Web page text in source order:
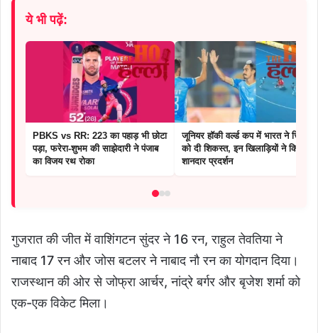
ये भी पढ़ें:
PBKS vs RR: 223 का पहाड़ भी छोटा
पड़ा, फरेरा-शुभम की साझेदारी ने पंजाब
का विजय रथ रोका
जूनियर हॉकी वर्ल्ड कप में भारत ने चिली
को दी शिकस्त, इन खिलाड़ियों ने किया
शानदार प्रदर्शन
गुजरात की जीत में वाशिंगटन सुंदर ने 16 रन, राहुल तेवतिया ने
नाबाद 17 रन और जोस बटलर ने नाबाद नौ रन का योगदान दिया।
राजस्थान की ओर से जोफ्रा आर्चर, नांद्रे बर्गर और बृजेश शर्मा को
एक-एक विकेट मिला।